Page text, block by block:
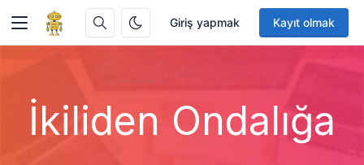
Giriş yapmak Kayıt olmak
İkiliden Ondalığa